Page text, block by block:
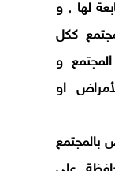
لها , و
ككل
و
او
بالمجتمع